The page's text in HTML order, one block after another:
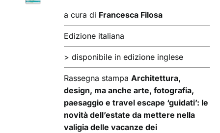
/
a cura di Francesca Filosa
Edizione italiana
> disponibile in edizione inglese
Rassegna stampaArchitettura,
design, ma anche arte, fotografia,
paesaggio e travel escape ‘guidati’: le
novità dell’estate da mettere nella
valigia delle vacanze dei